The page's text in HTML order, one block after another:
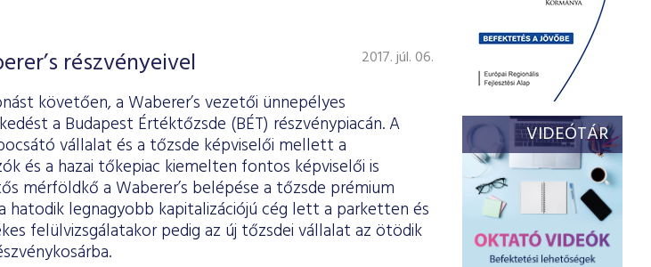
részvényeivel 2017. júl. 06.
követően, a Waberer’s vezetői ünnepélyes
a Budapest Értéktőzsde (BÉT) részvénypiacán. A
vállalat és a tőzsde képviselői mellett a
és a hazai tőkepiac kiemelten fontos képviselői is
mérföldkő a Waberer’s belépése a tőzsde prémium
hatodik legnagyobb kapitalizációjú cég lett a parketten és
felülvizsgálatakor pedig az új tőzsdei vállalat az ötödik
VIDEÓTÁR